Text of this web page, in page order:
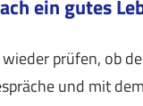
ein gutes
prüfen, ob
und mit